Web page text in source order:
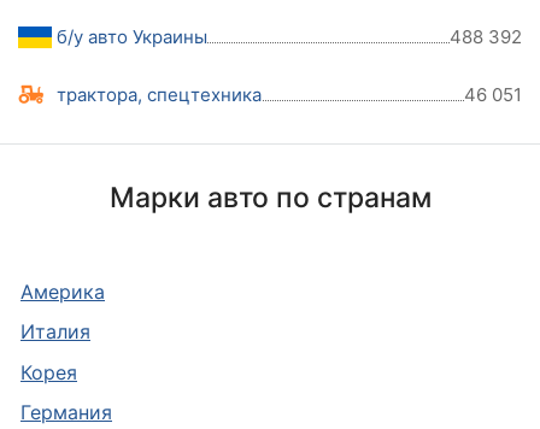
б/у авто Украины 488 392
трактора, спецтехника 46 051
Марки авто по странам
Америка
Италия
Корея
Германия